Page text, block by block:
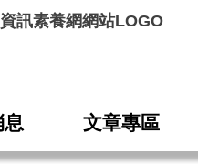
息 文章專區